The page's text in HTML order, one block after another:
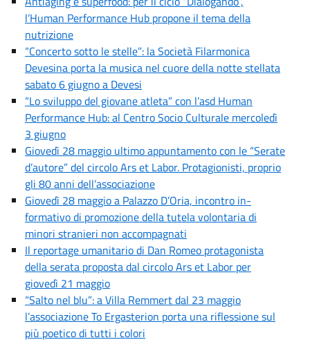
l’Human Performance Hub propone il tema della
nutrizione
“Concerto sotto le stelle”: la Società Filarmonica
Devesina porta la musica nel cuore della notte stellata
sabato 6 giugno a Devesi
“Lo sviluppo del giovane atleta” con l’asd Human
Performance Hub: al Centro Socio Culturale mercoledì
3 giugno
Giovedì 28 maggio ultimo appuntamento con le “Serate
d’autore” del circolo Ars et Labor. Protagionisti, proprio
gli 80 anni dell’associazione
Giovedì 28 maggio a Palazzo D’Oria, incontro in-
formativo di promozione della tutela volontaria di
minori stranieri non accompagnati
Il reportage umanitario di Dan Romeo protagonista
della serata proposta dal circolo Ars et Labor per
giovedì 21 maggio
“Salto nel blu”: a Villa Remmert dal 23 maggio
l’associazione To Ergasterion porta una riflessione sul
più poetico di tutti i colori